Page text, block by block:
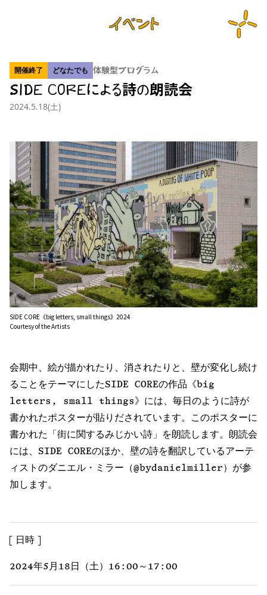
イベント
開催終了 どなたでも 体験型プログラム
SIDE COREによる詩の朗読会
2024.5.18(土)
SIDE CORE《big letters, small things》2024
Courtesy of the Artists
会期中、絵が描かれたり、消されたりと、壁が変化し続け
ることをテーマにしたSIDE COREの作品《big
letters, small things》には、毎日のように詩が
書かれたポスターが貼りだされています。このポスターに
書かれた「街に関するみじかい詩」を朗読します。朗読会
には、SIDE COREのほか、壁の詩を翻訳しているアーテ
ィストのダニエル・ミラー（@bydanielmiller）が参
加します。
日時
2024年5月18日（土）16:00～17:00